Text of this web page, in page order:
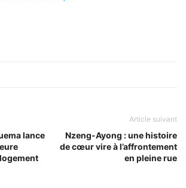
lance
Article suivant
Nzeng-Ayong : une histoire
de cœur vire à l’affrontement
en pleine rue